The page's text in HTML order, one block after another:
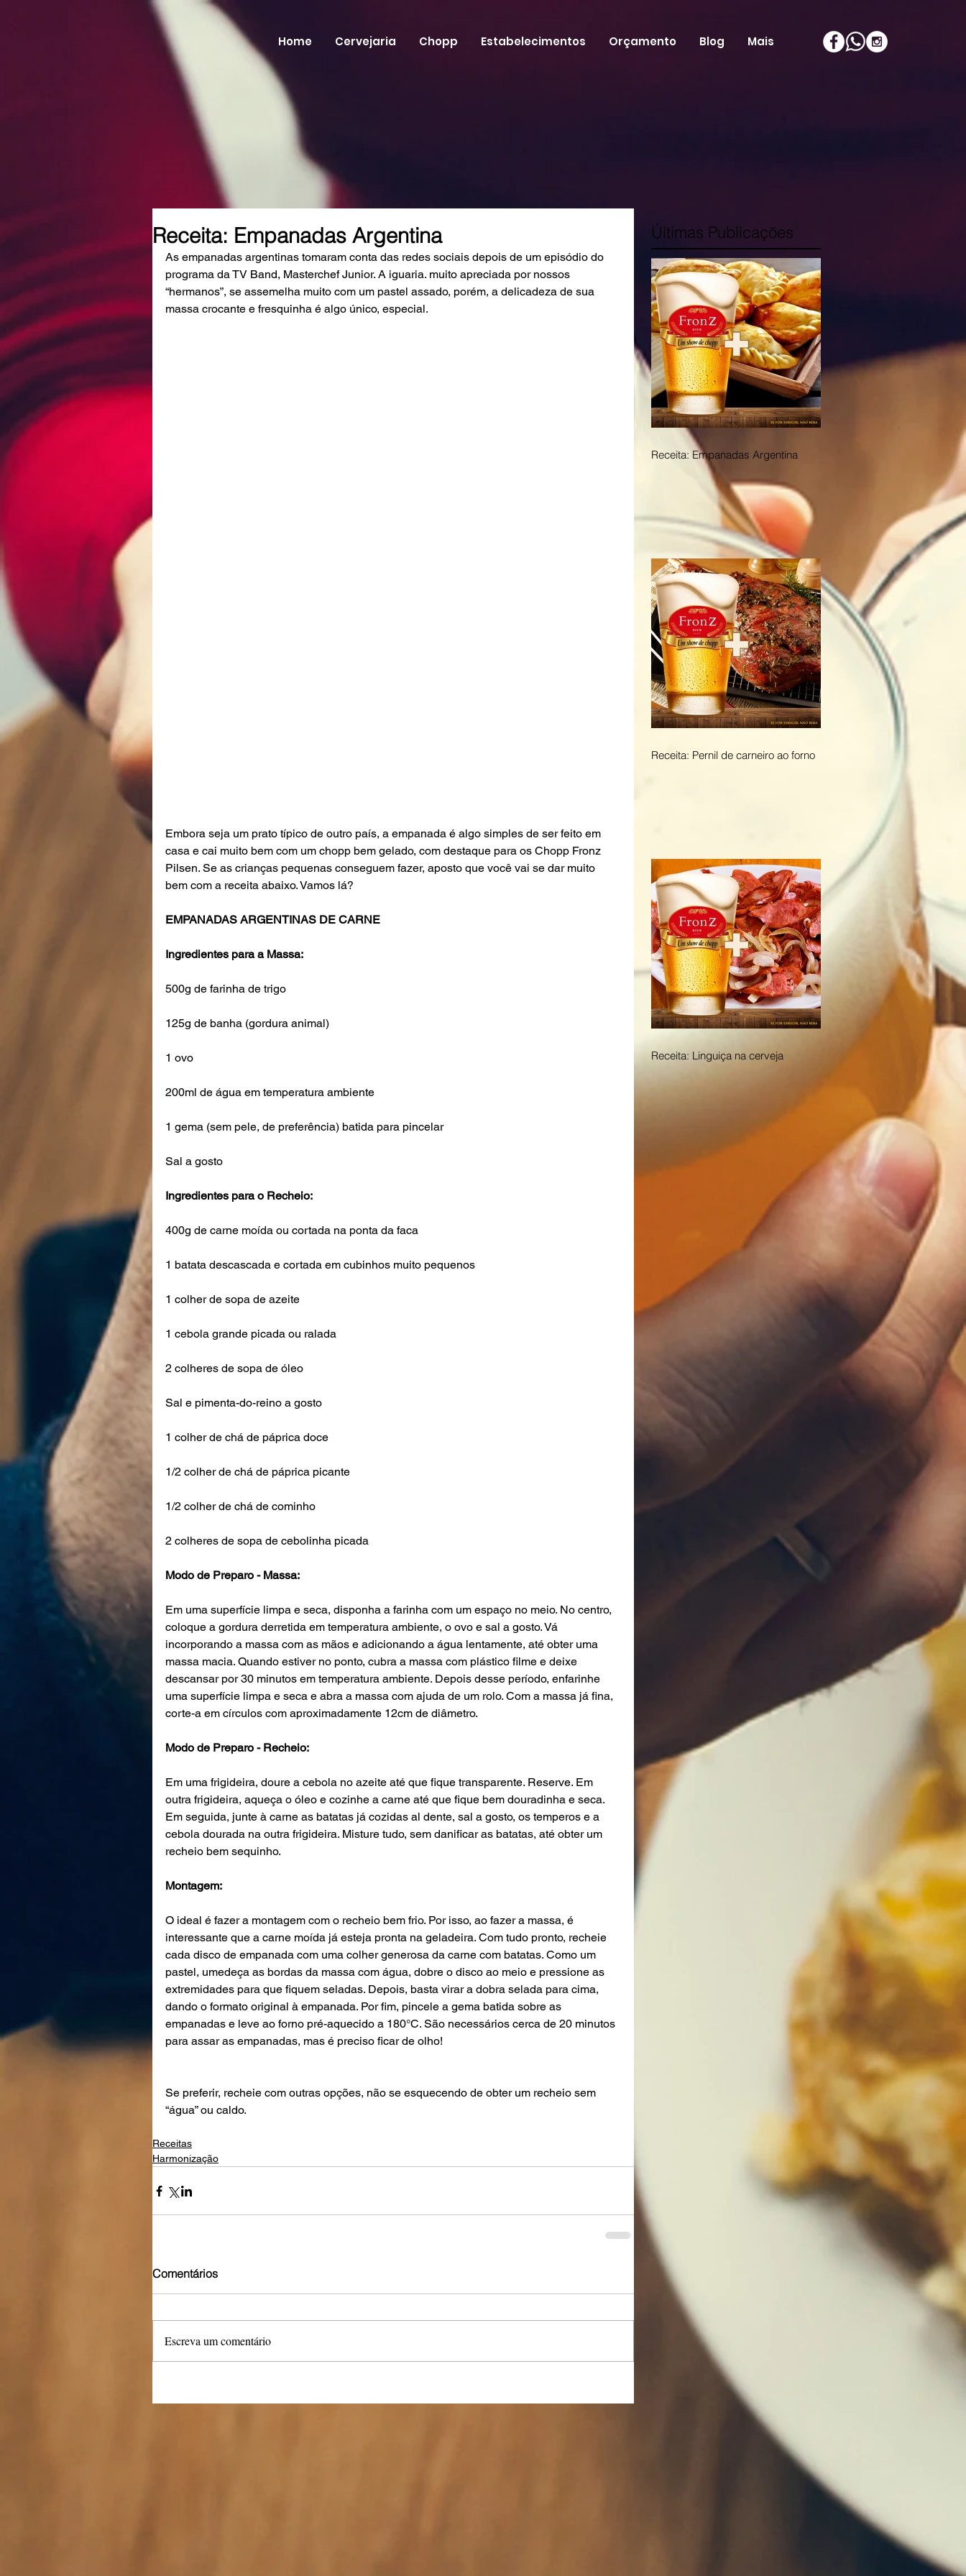
Home Cervejaria Chopp Estabelecimentos Orçamento Blog Mais
Receita: Empanadas Argentina
As empanadas argentinas tomaram conta das redes sociais depois de um episódio do
programa da TV Band, Masterchef Junior. A iguaria. muito apreciada por nossos
“hermanos”, se assemelha muito com um pastel assado, porém, a delicadeza de sua
massa crocante e fresquinha é algo único, especial.
Embora seja um prato típico de outro país, a empanada é algo simples de ser feito em
casa e cai muito bem com um chopp bem gelado, com destaque para os Chopp Fronz
Pilsen. Se as crianças pequenas conseguem fazer, aposto que você vai se dar muito
bem com a receita abaixo. Vamos lá?
EMPANADAS ARGENTINAS DE CARNE
Ingredientes para a Massa:
500g de farinha de trigo
125g de banha (gordura animal)
1 ovo
200ml de água em temperatura ambiente
1 gema (sem pele, de preferência) batida para pincelar
Sal a gosto
Ingredientes para o Recheio:
400g de carne moída ou cortada na ponta da faca
1 batata descascada e cortada em cubinhos muito pequenos
1 colher de sopa de azeite
1 cebola grande picada ou ralada
2 colheres de sopa de óleo
Sal e pimenta-do-reino a gosto
1 colher de chá de páprica doce
1/2 colher de chá de páprica picante
1/2 colher de chá de cominho
2 colheres de sopa de cebolinha picada
Modo de Preparo - Massa:
Em uma superfície limpa e seca, disponha a farinha com um espaço no meio. No centro,
coloque a gordura derretida em temperatura ambiente, o ovo e sal a gosto. Vá
incorporando a massa com as mãos e adicionando a água lentamente, até obter uma
massa macia. Quando estiver no ponto, cubra a massa com plástico filme e deixe
descansar por 30 minutos em temperatura ambiente. Depois desse período, enfarinhe
uma superfície limpa e seca e abra a massa com ajuda de um rolo. Com a massa já fina,
corte-a em círculos com aproximadamente 12cm de diâmetro.
Modo de Preparo - Recheio:
Em uma frigideira, doure a cebola no azeite até que fique transparente. Reserve. Em
outra frigideira, aqueça o óleo e cozinhe a carne até que fique bem douradinha e seca.
Em seguida, junte à carne as batatas já cozidas al dente, sal a gosto, os temperos e a
cebola dourada na outra frigideira. Misture tudo, sem danificar as batatas, até obter um
recheio bem sequinho.
Montagem:
O ideal é fazer a montagem com o recheio bem frio. Por isso, ao fazer a massa, é
interessante que a carne moída já esteja pronta na geladeira. Com tudo pronto, recheie
cada disco de empanada com uma colher generosa da carne com batatas. Como um
pastel, umedeça as bordas da massa com água, dobre o disco ao meio e pressione as
extremidades para que fiquem seladas. Depois, basta virar a dobra selada para cima,
dando o formato original à empanada. Por fim, pincele a gema batida sobre as
empanadas e leve ao forno pré-aquecido a 180°C. São necessários cerca de 20 minutos
para assar as empanadas, mas é preciso ficar de olho!
Se preferir, recheie com outras opções, não se esquecendo de obter um recheio sem
“água” ou caldo.
Receitas
Harmonização
Comentários
Escreva um comentário
Receita: Empanadas Argentina
Receita: Pernil de carneiro ao forno
Receita: Linguiça na cerveja
Últimas Publicações